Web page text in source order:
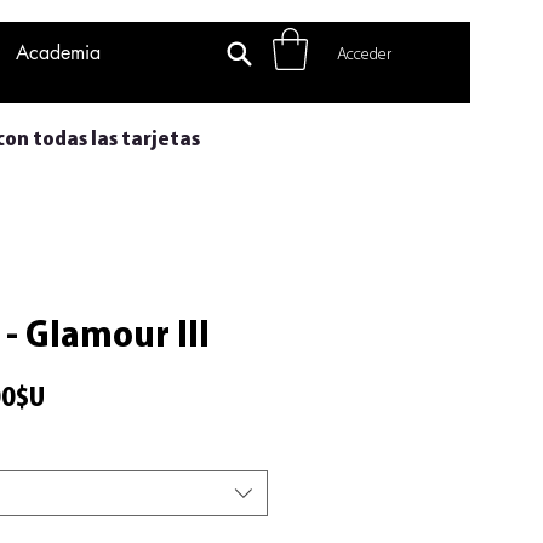
Academia Acceder
todas las tarjetas
Glamour III